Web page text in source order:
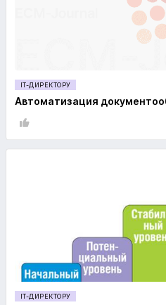
IT-ДИРЕКТОРУ
Автоматизация
IT-ДИРЕКТОРУ